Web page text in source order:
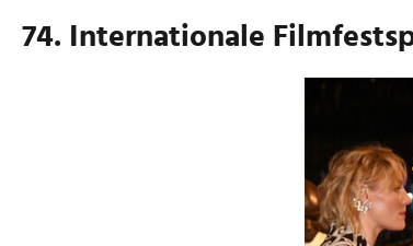
74. Internationale